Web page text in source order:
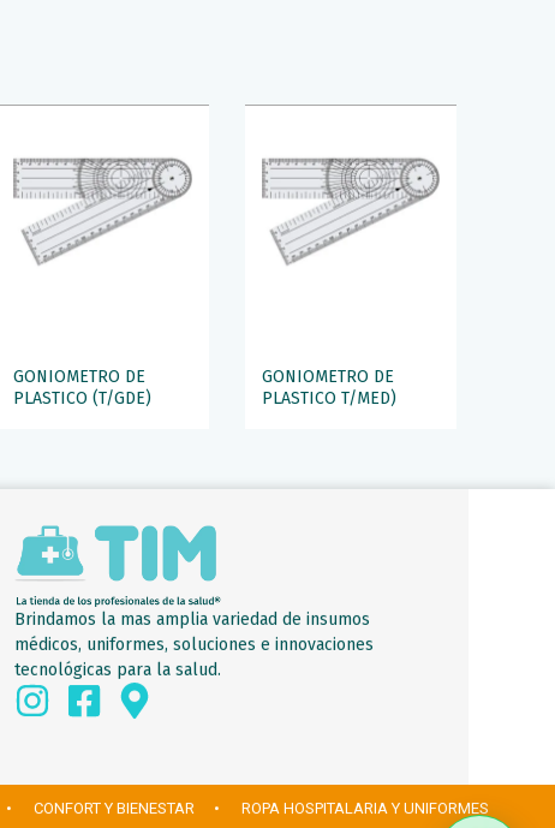
GONIOMETRO DE
PLASTICO (T/GDE)
GONIOMETRO DE
PLASTICO T/MED)
Brindamos la mas amplia variedad de insumos
médicos, uniformes, soluciones e innovaciones
tecnológicas para la salud.
• CONFORT Y BIENESTAR • ROPA HOSPITALARIA Y UNIFORMES